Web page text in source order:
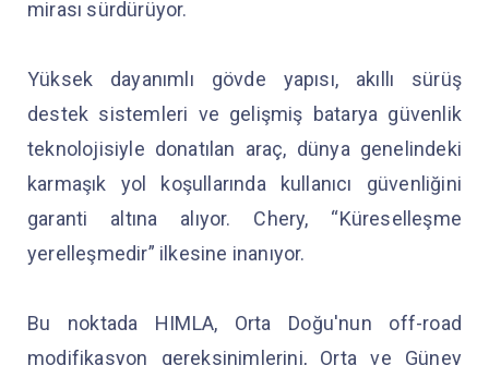
mirası sürdürüyor.
Yüksek dayanımlı gövde yapısı, akıllı sürüş
destek sistemleri ve gelişmiş batarya güvenlik
teknolojisiyle donatılan araç, dünya genelindeki
karmaşık yol koşullarında kullanıcı güvenliğini
garanti altına alıyor. Chery, “Küreselleşme
yerelleşmedir” ilkesine inanıyor.
Bu noktada HIMLA, Orta Doğu'nun off-road
modifikasyon gereksinimlerini, Orta ve Güney